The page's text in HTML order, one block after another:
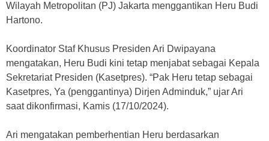
Wilayah Metropolitan (PJ) Jakarta menggantikan Heru Budi
Hartono.
Koordinator Staf Khusus Presiden Ari Dwipayana
mengatakan, Heru Budi kini tetap menjabat sebagai Kepala
Sekretariat Presiden (Kasetpres). “Pak Heru tetap sebagai
Kasetpres, Ya (penggantinya) Dirjen Adminduk,” ujar Ari
saat dikonfirmasi, Kamis (17/10/2024).
Ari mengatakan pemberhentian Heru berdasarkan